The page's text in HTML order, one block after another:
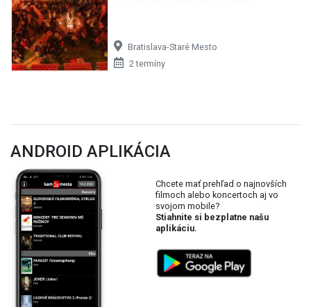
Bratislava-Staré Mesto
2 termíny
ANDROID APLIKÁCIA
Chcete mať prehľad o najnovších
filmoch alebo koncertoch aj vo
svojom mobile?
Stiahnite si bezplatne našu
aplikáciu.